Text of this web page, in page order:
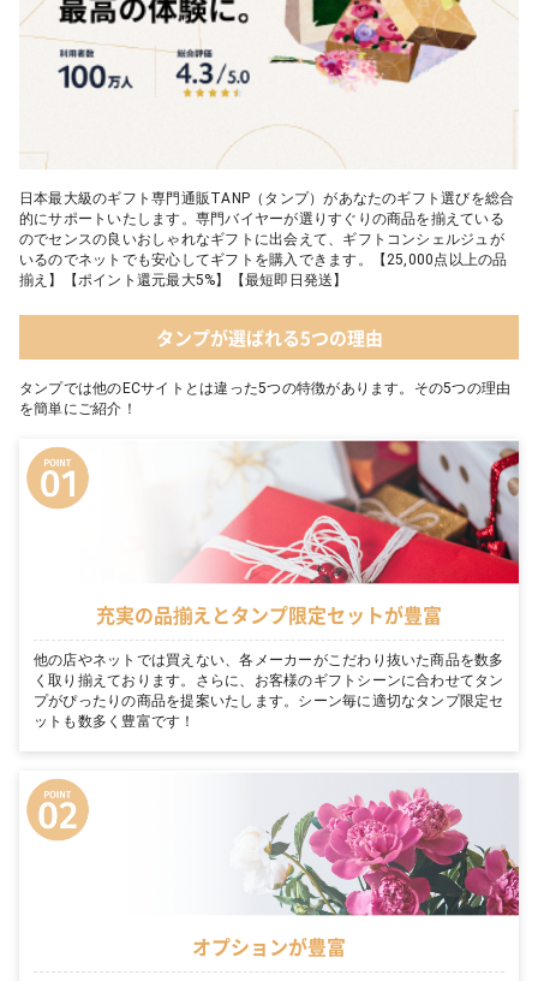
日本最大級のギフト専門通販TANP（タンプ）があなたのギフト選びを総合
的にサポートいたします。専門バイヤーが選りすぐりの商品を揃えている
のでセンスの良いおしゃれなギフトに出会えて、ギフトコンシェルジュが
いるのでネットでも安心してギフトを購入できます。【25,000点以上の品
揃え】【ポイント還元最大5%】【最短即日発送】
タンプが選ばれる5つの理由
タンプでは他のECサイトとは違った5つの特徴があります。その5つの理由
を簡単にご紹介！
充実の品揃えとタンプ限定セットが豊富
他の店やネットでは買えない、各メーカーがこだわり抜いた商品を数多
く取り揃えております。さらに、お客様のギフトシーンに合わせてタン
プがぴったりの商品を提案いたします。シーン毎に適切なタンプ限定セ
ットも数多く豊富です！
オプションが豊富